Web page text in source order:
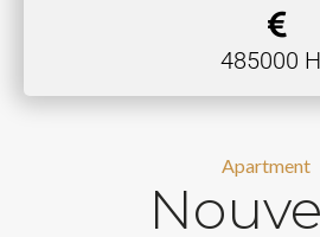
485000
Apartment